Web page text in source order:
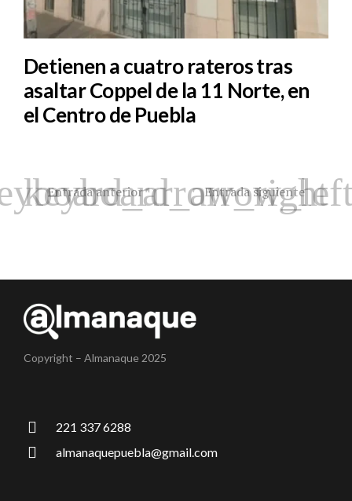
Detienen a cuatro rateros tras
asaltar Coppel de la 11 Norte, en
el Centro de Puebla
Entrada anterior Entrada siguiente
Copyright – Almanaque 2025
221 337 6288
almanaquepuebla@gmail.com